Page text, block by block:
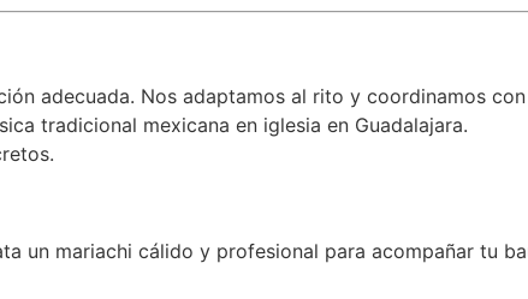
adecuada. Nos adaptamos al rito y coordinamos
tradicional mexicana en iglesia en Guadalajara.
un mariachi cálido y profesional para acompañar tu